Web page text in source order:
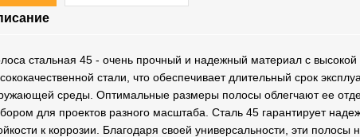
стальная 45 - очень прочный и надежный материал с высокой
стали, что обеспечивает длительный срок
среды. Оптимальные размеры полосы облегчают ее
для проектов разного масштаба. Сталь 45 гарантирует
к коррозии. Благодаря своей универсальности, эти